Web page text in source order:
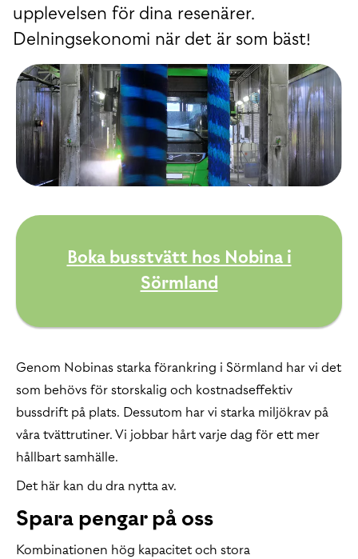
upplevelsen för dina resenärer.
Delningsekonomi när det är som bäst!
Boka busstvätt hos Nobina i
Sörmland
Genom Nobinas starka förankring i Sörmland har vi det
som behövs för storskalig och kostnadseffektiv
bussdrift på plats. Dessutom har vi starka miljökrav på
våra tvättrutiner. Vi jobbar hårt varje dag för ett mer
hållbart samhälle.
Det här kan du dra nytta av.
Spara pengar på oss
Kombinationen hög kapacitet och stora